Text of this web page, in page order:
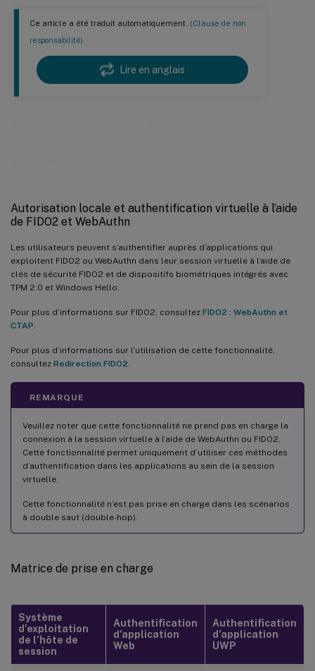
Ce article a été traduit automatiquement. (Clause de non
responsabilité)
Lire en anglais
Autorisation locale et authentification virtuelle à l’aide
de FIDO2 et WebAuthn
Les utilisateurs peuvent s’authentifier auprès d’applications qui
exploitent FIDO2 ou WebAuthn dans leur session virtuelle à l’aide de
clés de sécurité FIDO2 et de dispositifs biométriques intégrés avec
TPM 2.0 et Windows Hello.
Pour plus d’informations sur FIDO2, consultez FIDO2 : WebAuthn et
CTAP
Pour plus d’informations sur l’utilisation de cette fonctionnalité,
consultez Redirection FIDO2
REMARQUE
Veuillez noter que cette fonctionnalité ne prend pas en charge la
connexion à la session virtuelle à l’aide de WebAuthn ou FIDO2.
Cette fonctionnalité permet uniquement d’utiliser ces méthodes
d’authentification dans les applications au sein de la session
virtuelle.
Cette fonctionnalité n’est pas prise en charge dans les scénarios
à double saut (double-hop).
Matrice de prise en charge
Système
d’exploitation
de l’hôte de
session
Authentification
d’application
Web
Authentification
d’application
UWP